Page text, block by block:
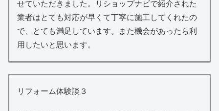
せていただきました。リショップナビで紹介された
業者はとても対応が早くて丁寧に施工してくれたの
で、とても満足しています。また機会があったら利
用したいと思います。
リフォーム体験談３